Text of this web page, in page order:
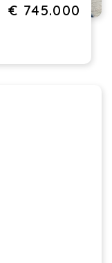
€ 745.000